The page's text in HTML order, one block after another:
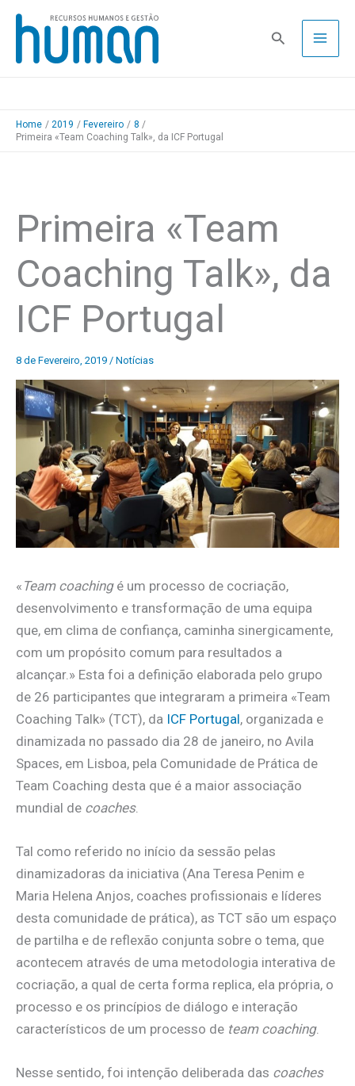
Skip
content
Pesquisa
Home 2019 Fevereiro
8
Primeira «Team Coaching Talk», da ICF Portugal
Primeira «Team
Coaching Talk», da
ICF Portugal
8 de Fevereiro, 2019 / Notícias
« Team coachingé um processo de cocriação,
desenvolvimento e transformação de uma equipa
que, em clima de confiança, caminha sinergicamente,
com um propósito comum para resultados a
alcançar.» Esta foi a definição elaborada pelo grupo
de 26 participantes que integraram a primeira «Team
Coaching Talk» (TCT), da ICF Portugal, organizada e
dinamizada no passado dia 28 de janeiro, no Avila
Spaces, em Lisboa, pela Comunidade de Prática de
Team Coaching desta que é a maior associação
mundial de coaches.
Tal como referido no início da sessão pelas
dinamizadoras da iniciativa (Ana Teresa Penim e
Maria Helena Anjos, coaches profissionais e líderes
desta comunidade de prática), as TCT são um espaço
de partilha e de reflexão conjunta sobre o tema, que
acontecem através de uma metodologia interativa de
cocriação, a qual de certa forma replica, ela própria, o
processo e os princípios de diálogo e interação
característicos de um processo de team coaching.
Nesse sentido, foi intenção deliberada das coaches